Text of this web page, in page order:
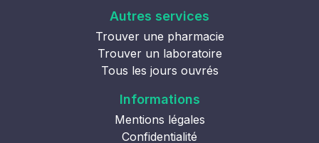
Autres services
Trouver une pharmacie
Trouver un laboratoire
Tous les jours ouvrés
Informations
Mentions légales
Confidentialité